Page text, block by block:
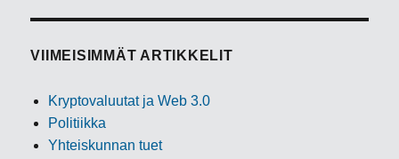
VIIMEISIMMÄT ARTIKKELIT
Kryptovaluutat ja Web 3.0
Politiikka
Yhteiskunnan tuet